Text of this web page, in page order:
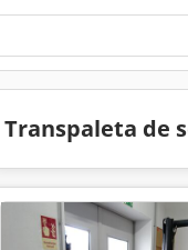
Transpaleta de